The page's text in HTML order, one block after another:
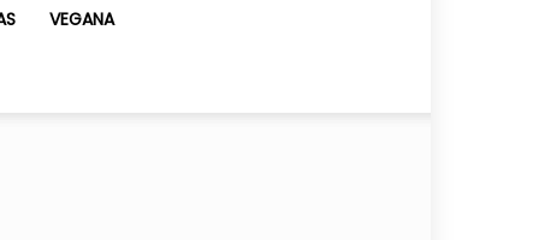
VEGANA